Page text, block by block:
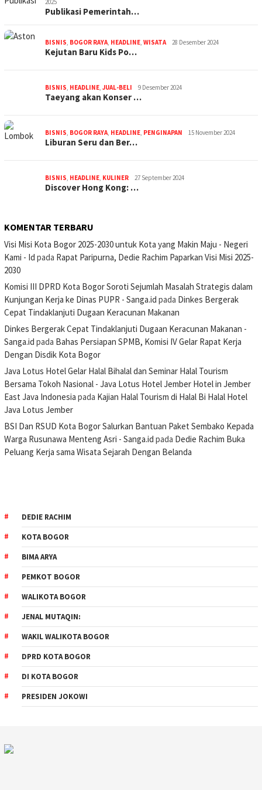
2025
Publikasi Pemerintah…
BISNIS, BOGOR RAYA, HEADLINE, WISATA 28 Desember 2024
Kejutan Baru Kids Po…
BISNIS, HEADLINE, JUAL-BELI 9 Desember 2024
Taeyang akan Konser …
BISNIS, BOGOR RAYA, HEADLINE, PENGINAPAN 15 November 2024
Liburan Seru dan Ber…
BISNIS, HEADLINE, KULINER 27 September 2024
Discover Hong Kong: …
KOMENTAR TERBARU
Visi Misi Kota Bogor 2025-2030 untuk Kota yang Makin Maju - Negeri
Kami - Id pada Rapat Paripurna, Dedie Rachim Paparkan Visi Misi 2025-
2030
Komisi III DPRD Kota Bogor Soroti Sejumlah Masalah Strategis dalam
Kunjungan Kerja ke Dinas PUPR - Sanga.id pada Dinkes Bergerak
Cepat Tindaklanjuti Dugaan Keracunan Makanan
Dinkes Bergerak Cepat Tindaklanjuti Dugaan Keracunan Makanan -
Sanga.id pada Bahas Persiapan SPMB, Komisi IV Gelar Rapat Kerja
Dengan Disdik Kota Bogor
Java Lotus Hotel Gelar Halal Bihalal dan Seminar Halal Tourism
Bersama Tokoh Nasional - Java Lotus Hotel Jember Hotel in Jember
East Java Indonesia pada Kajian Halal Tourism di Halal Bi Halal Hotel
Java Lotus Jember
BSI Dan RSUD Kota Bogor Salurkan Bantuan Paket Sembako Kepada
Warga Rusunawa Menteng Asri - Sanga.id pada Dedie Rachim Buka
Peluang Kerja sama Wisata Sejarah Dengan Belanda
DEDIE RACHIM
KOTA BOGOR
BIMA ARYA
PEMKOT BOGOR
WALIKOTA BOGOR
JENAL MUTAQIN:
WAKIL WALIKOTA BOGOR
DPRD KOTA BOGOR
DI KOTA BOGOR
PRESIDEN JOKOWI